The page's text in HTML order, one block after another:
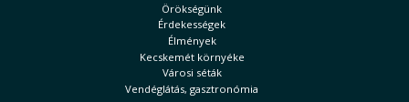
Örökségünk
Érdekességek
Élmények
Kecskemét környéke
Városi séták
Vendéglátás, gasztronómia